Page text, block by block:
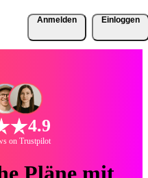
Anmelden Einloggen
4.9
on Trustpilot